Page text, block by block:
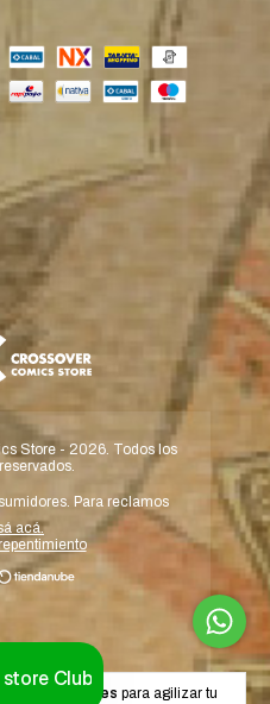
uso de cookies para agilizar tu
Store - 2026. Todos los
Para reclamos
acá.